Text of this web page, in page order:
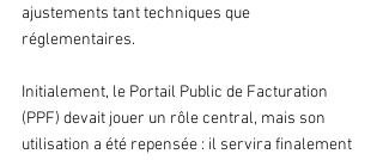
ajustements tant techniques que
réglementaires.
Initialement, le Portail Public de Facturation
(PPF) devait jouer un rôle central, mais son
utilisation a été repensée : il servira finalement